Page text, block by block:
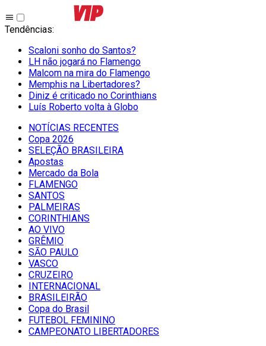
Tendências:
Scaloni sonho do Santos?
LH não jogará no Flamengo
Malcom na mira do Flamengo
Memphis na Libertadores?
Diniz é criticado no Corinthians
Luís Roberto volta à Globo
NOTÍCIAS RECENTES
Copa 2026
SELEÇÃO BRASILEIRA
Apostas
Mercado da Bola
FLAMENGO
SANTOS
PALMEIRAS
CORINTHIANS
AO VIVO
GRÊMIO
SĀO PAULO
VASCO
CRUZEIRO
INTERNACIONAL
BRASILEIRÃO
Copa do Brasil
FUTEBOL FEMININO
CAMPEONATO LIBERTADORES